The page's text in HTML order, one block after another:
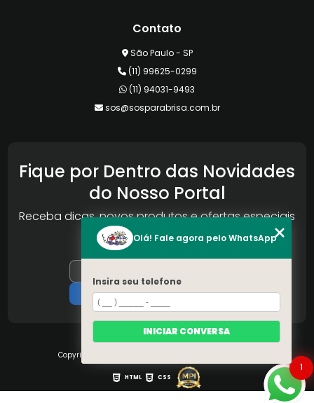
Contato
São Paulo - SP
(11) 99625-0299
(11) 94031-9493
sos@sosparabrisa.com.br
Fique por Dentro das Novidades
do Nosso Portal
Receba dicas, novos produtos e ofertas especiais
da Reconlog
Copyright © S.O.S Pára-brisa. (Lei 9610 de 19/02/1998)
HTML CSS
1
Olá! Fale agora pelo WhatsApp
Insira seu telefone
INICIAR CONVERSA